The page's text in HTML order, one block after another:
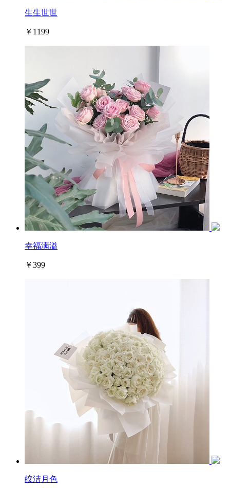
生生世世
￥1199
幸福满溢
￥399
皎洁月色